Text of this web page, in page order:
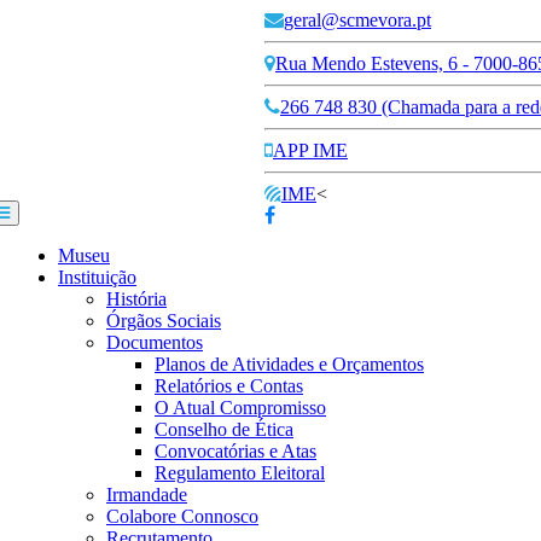
geral@scmevora.pt
Rua Mendo Estevens, 6 - 7000-
266 748 830 (Chamada para a
APP IME
IME<
Museu
Instituição
História
Órgãos Sociais
Documentos
Planos de Atividades e Orçamentos
Relatórios e Contas
O Atual Compromisso
Conselho de Ética
Convocatórias e Atas
Regulamento Eleitoral
Irmandade
Colabore Connosco